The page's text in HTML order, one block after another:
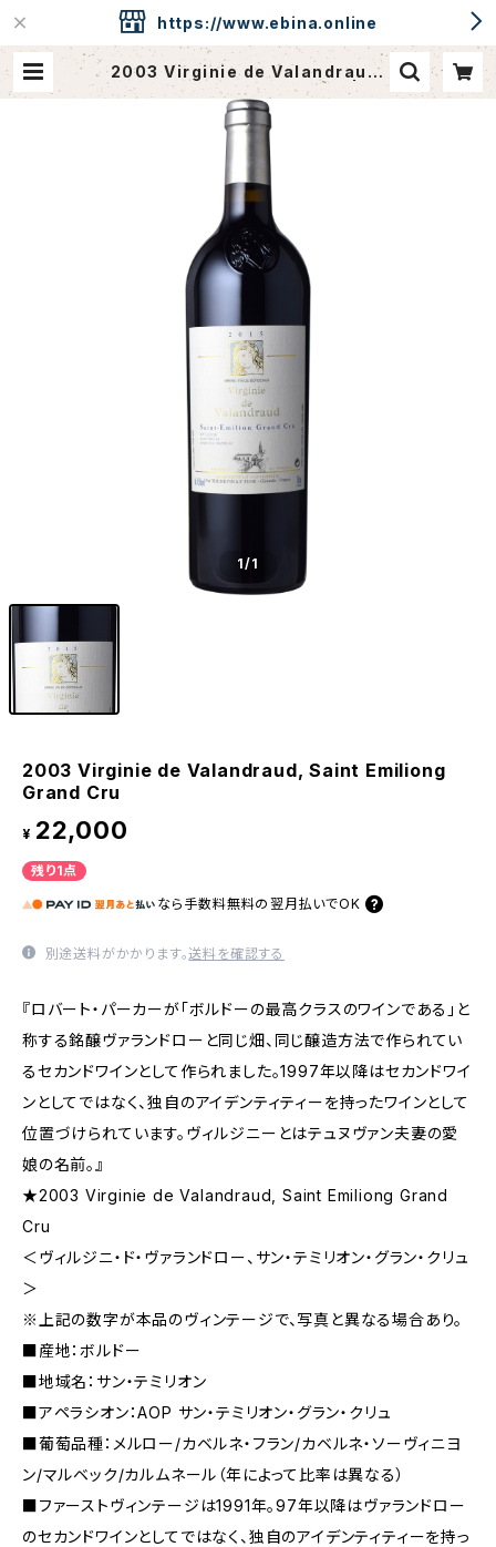
https://www.ebina.online
2003 Virginie de Valandraud,
Saint Emiliong Grand Cru | eb
ina.online / CAVEdeEBINA
1/1
2003 Virginie de Valandraud, Saint Emiliong
Grand Cru
¥ 22,000
残り1点
なら 手数料無料の 翌月払いでOK
別途送料がかかります。送料を確認する
『ロバート・パーカーが「ボルドーの最高クラスのワインである」と
称する銘醸ヴァランドローと同じ畑、同じ醸造方法で作られてい
るセカンドワインとして作られました。1997年以降はセカンドワイ
ンとしてではなく、独自のアイデンティティーを持ったワインとして
位置づけられています。ヴィルジニーとはテュヌヴァン夫妻の愛
娘の名前。』
★2003 Virginie de Valandraud, Saint Emiliong Grand
Cru
＜ヴィルジニ・ド・ヴァランドロー、サン・テミリオン・グラン・クリュ
＞
※上記の数字が本品のヴィンテージで、写真と異なる場合あり。
■産地：ボルドー
■地域名：サン・テミリオン
■アペラシオン：AOP サン・テミリオン・グラン・クリュ
■葡萄品種：メルロー/カベルネ・フラン/カベルネ・ソーヴィニヨ
ン/マルベック/カルムネール（年によって比率は異なる）
■ファーストヴィンテージは1991年。97年以降はヴァランドロー
のセカンドワインとしてではなく、独自のアイデンティティーを持っ